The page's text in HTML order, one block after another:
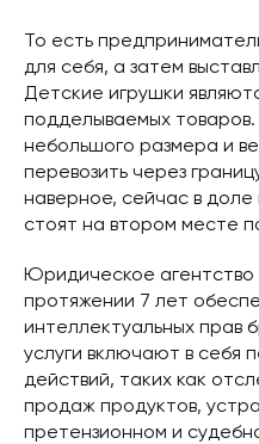
То есть
для себя, а затем
Детские игрушки
подделываемых товаров.
небольшого размера и
перевозить через
наверное, сейчас в
стоят на втором месте
Юридическое агентство
протяжении 7 лет
интеллектуальных прав
услуги включают в себя
действий, таких как
продаж продуктов,
претензионном и